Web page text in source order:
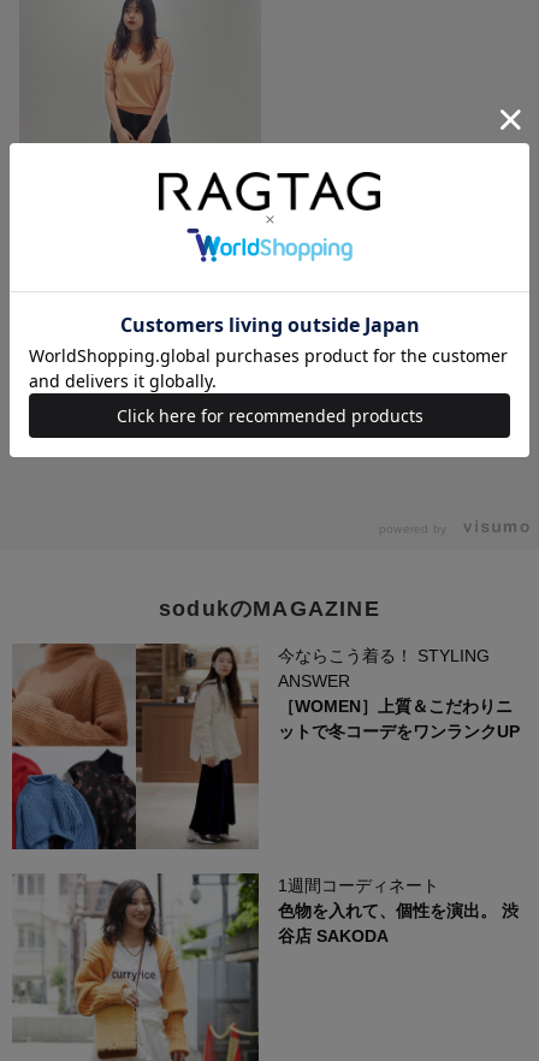
二子玉川ライズ店
TERUI
すべて見る
powered by
sodukのMAGAZINE
今ならこう着る！ STYLING
ANSWER
［WOMEN］上質＆こだわりニ
ットで冬コーデをワンランクUP
1週間コーディネート
色物を入れて、個性を演出。 渋
谷店 SAKODA